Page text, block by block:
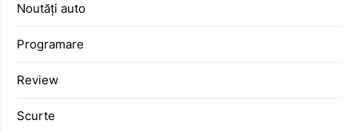
Noutăți auto
Programare
Review
Scurte